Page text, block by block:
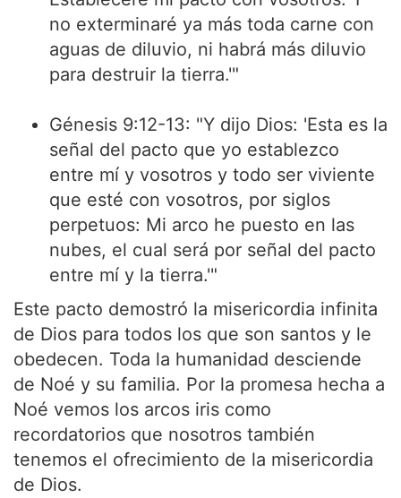
no exterminaré ya más toda carne con
aguas de diluvio, ni habrá más diluvio
para destruir la tierra.'"
Génesis 9:12-13: "Y dijo Dios: 'Esta es la
señal del pacto que yo establezco
entre mí y vosotros y todo ser viviente
que esté con vosotros, por siglos
perpetuos: Mi arco he puesto en las
nubes, el cual será por señal del pacto
entre mí y la tierra.'"
Este pacto demostró la misericordia infinita
de Dios para todos los que son santos y le
obedecen. Toda la humanidad desciende
de Noé y su familia. Por la promesa hecha a
Noé vemos los arcos iris como
recordatorios que nosotros también
tenemos el ofrecimiento de la misericordia
de Dios.